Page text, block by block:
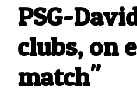
PSG-
clubs, on
match"